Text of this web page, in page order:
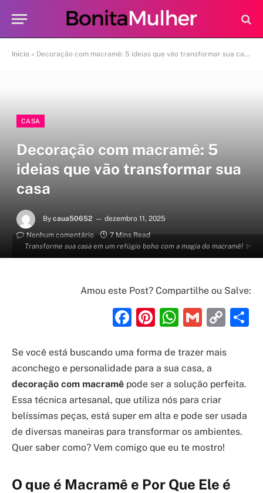
Início » Decoração com macramê: 5 ideias que vão transformar sua casa
Transforme sua casa em um refúgio boho com a magia do macramê! ✨
CASA
Decoração com macramê: 5
ideias que vão transformar sua
casa
By caua50652
dezembro 11, 2025
Nenhum comentário
7 Mins Read
Amou este Post? Compartilhe ou Salve:
Facebook
Pinterest
Gmail
Se você está buscando uma forma de trazer mais
aconchego e personalidade para a sua casa, a
decoração com macramê pode ser a solução perfeita.
Essa técnica artesanal, que utiliza nós para criar
belíssimas peças, está super em alta e pode ser usada
de diversas maneiras para transformar os ambientes.
Quer saber como? Vem comigo que eu te mostro!
O que é Macramê e Por Que Ele é